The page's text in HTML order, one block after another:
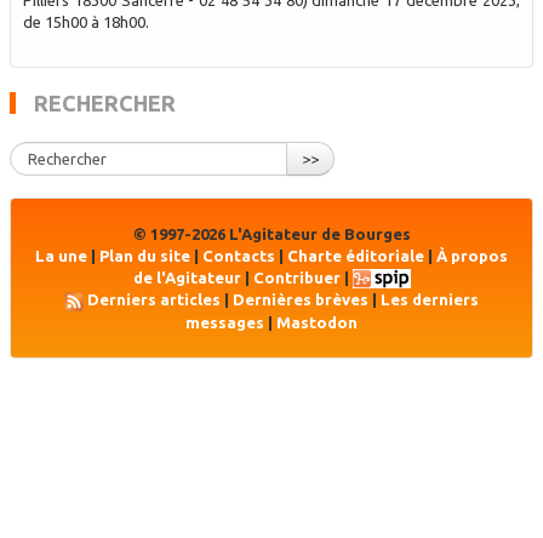
de 15h00 à 18h00.
RECHERCHER
>>
© 1997-2026 L'Agitateur de Bourges
La une | Plan du site | Contacts | Charte éditoriale | À propos
de l'Agitateur| Contribuer|
Derniers articles
Dernières brèves
Les derniers
messages
Mastodon